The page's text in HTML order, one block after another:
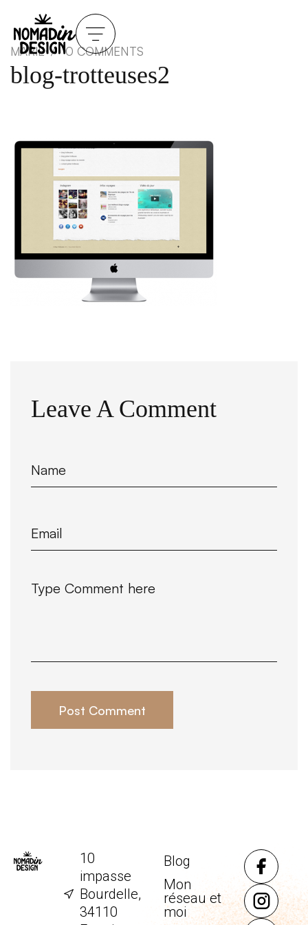
MARIE 0 COMMENTS
blog-trotteuses2
Leave A Comment
Post Comment
10
impasse
Bourdelle,
34110
Blog
Mon
réseau et
moi